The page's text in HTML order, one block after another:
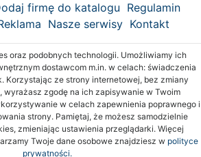
firmę do katalogu Regulamin
Nasze serwisy Kontakt
oraz podobnych technologii. Umożliwiamy ich
dostawcom m.in. w celach: świadczenia
Korzystając ze strony internetowej, bez zmiany
wyrażasz zgodę na ich zapisywanie w Twoim
w celach zapewnienia poprawnego i
strony. Pamiętaj, że możesz samodzielnie
zmieniając ustawienia przeglądarki. Więcej
Twoje dane osobowe znajdziesz w polityce
prywatności.